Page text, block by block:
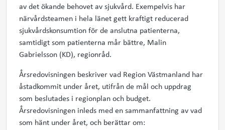
av det ökande behovet av sjukvård. Exempelvis har
närvårdsteamen i hela länet gett kraftigt reducerad
sjukvårdskonsumtion för de anslutna patienterna,
samtidigt som patienterna mår bättre, Malin
Gabrielsson (KD), regionråd.
Årsredovisningen beskriver vad Region Västmanland har
åstadkommit under året, utifrån de mål och uppdrag
som beslutades i regionplan och budget.
Årsredovisningen inleds med en sammanfattning av vad
som hänt under året, och berättar om: